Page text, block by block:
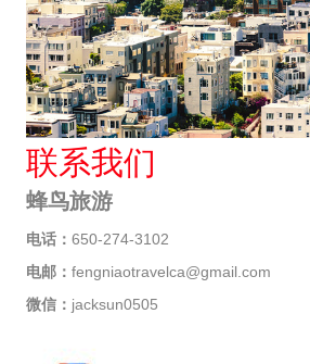
联系我们
蜂鸟旅游
电话： 650-274-3102
电邮： fengniaotravelca@gmail.com
微信： jacksun0505